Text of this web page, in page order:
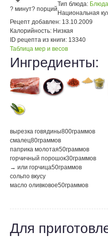
? минут? порций
Тип блюда:
Национальная
Рецепт добавлен: 13.10.2009
Калорийность: Низкая
ID рецепта из книги: 13340
Таблица мер и весов
Ингредиенты:
вырезка говядины800граммов
смалец80граммов
паприка молотая50граммов
горчичный порошок30граммов
→ или горчица50граммов
сольпо вкусу
масло оливковое50граммов
Для